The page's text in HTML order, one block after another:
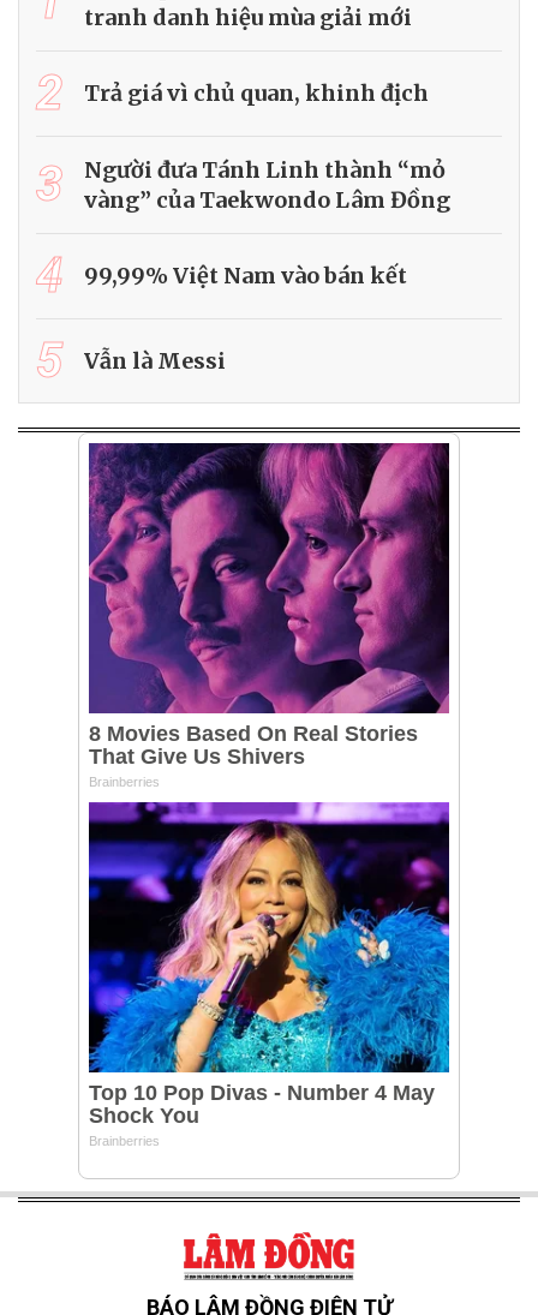
tranh danh hiệu mùa giải mới
2 Trả giá vì chủ quan, khinh địch
3
Người đưa Tánh Linh thành “mỏ
vàng” của Taekwondo Lâm Đồng
4 99,99% Việt Nam vào bán kết
5 Vẫn là Messi
BÁO LÂM ĐỒNG ĐIỆN TỬ